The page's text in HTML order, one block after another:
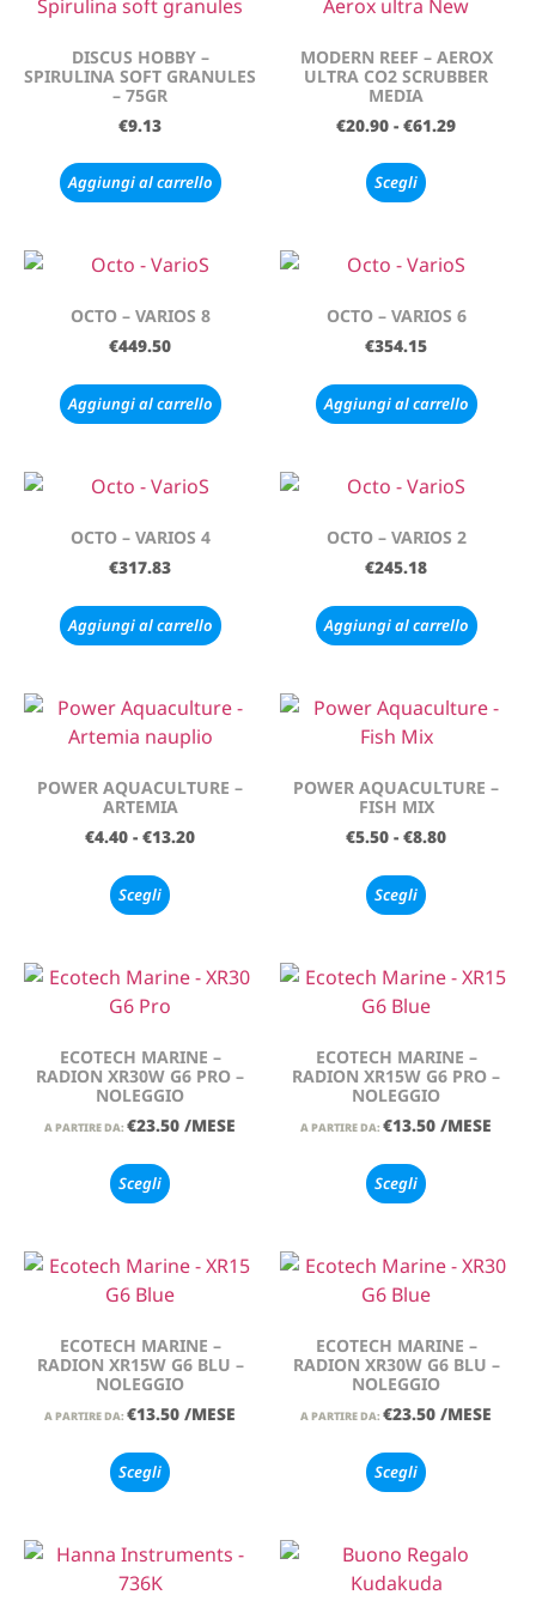
DISCUS HOBBY –
SPIRULINA SOFT GRANULES
– 75GR
€9.13
Aggiungi al carrello
MODERN REEF – AEROX
ULTRA CO2 SCRUBBER
MEDIA
€20.90 - €61.29
Scegli
OCTO – VARIOS 8
€449.50
Aggiungi al carrello
OCTO – VARIOS 6
€354.15
Aggiungi al carrello
OCTO – VARIOS 4
€317.83
Aggiungi al carrello
OCTO – VARIOS 2
€245.18
Aggiungi al carrello
POWER AQUACULTURE –
ARTEMIA
€4.40 - €13.20
Scegli
POWER AQUACULTURE –
FISH MIX
€5.50 - €8.80
Scegli
ECOTECH MARINE –
RADION XR30W G6 PRO –
NOLEGGIO
A PARTIRE DA: €23.50 /MESE
Scegli
ECOTECH MARINE –
RADION XR15W G6 PRO –
NOLEGGIO
A PARTIRE DA: €13.50 /MESE
Scegli
ECOTECH MARINE –
RADION XR15W G6 BLU –
NOLEGGIO
A PARTIRE DA: €13.50 /MESE
Scegli
ECOTECH MARINE –
RADION XR30W G6 BLU –
NOLEGGIO
A PARTIRE DA: €23.50 /MESE
Scegli